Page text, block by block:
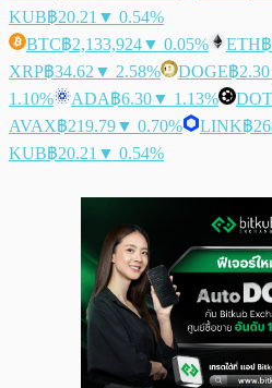
KUB฿20.21 ▼ 0.54%
BTC฿2,133,924▼ 0.05% ETH
XRP฿34.62 ▼ 2.58% DOGE฿2.30
1.10%
ADA฿6.30▼ 1.13% DOT
AVAX฿219.79▼ 0.70% LINK฿
KUB฿20.21 ▼ 0.54%